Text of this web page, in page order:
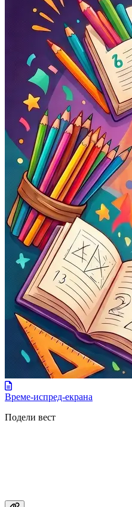
Време-испред-екрана
Подели вест